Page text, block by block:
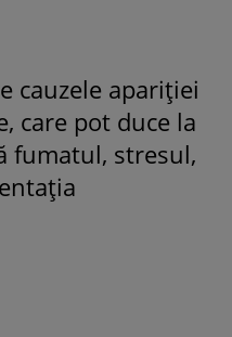
cauzele apariției
care pot duce la
fumatul, stresul,